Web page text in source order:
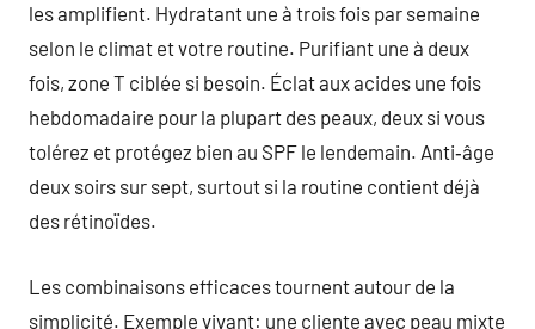
les amplifient. Hydratant une à trois fois par semaine
selon le climat et votre routine. Purifiant une à deux
fois, zone T ciblée si besoin. Éclat aux acides une fois
hebdomadaire pour la plupart des peaux, deux si vous
tolérez et protégez bien au SPF le lendemain. Anti‑âge
deux soirs sur sept, surtout si la routine contient déjà
des rétinoïdes.
Les combinaisons efficaces tournent autour de la
simplicité. Exemple vivant: une cliente avec peau mixte